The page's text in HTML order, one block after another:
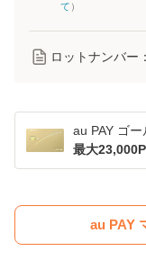
て ）
ロットナンバー：
au PAY ゴ
最大
au PAY